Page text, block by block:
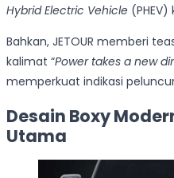
Hybrid Electric Vehicle
Bahkan, JETOUR memberi
kalimat “Power takes a new
memperkuat indikasi
Desain Boxy
Utama